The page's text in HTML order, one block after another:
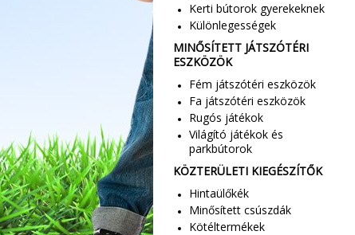
Kerti bútorok gyerekeknek
Különlegességek
MINŐSÍTETT JÁTSZÓTÉRI
ESZKÖZÖK
Fém játszótéri eszközök
Fa játszótéri eszközök
Rugós játékok
Világító játékok és
parkbútorok
KÖZTERÜLETI KIEGÉSZÍTŐK
Hintaülőkék
Minősített csúszdák
Kötéltermékek